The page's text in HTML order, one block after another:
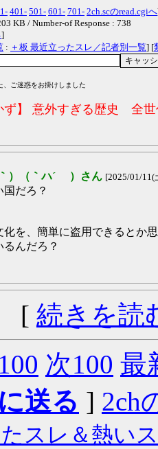
401- 501- 601- 701- 2ch.scのread.cgiへ
KB / Number-of Response : 738
]
: ＋板 最近立ったスレ／記者別一覧] [
、ご迷惑をお掛けしました
ず】 意外すぎる歴史 全
）（｀ハ´ ）さん [2025/01/11(
だろ？
を、簡単に盗用できるとか
んだろ？
[ 続きを読
次100 最
送る ] 2ch
スレ＆熱い